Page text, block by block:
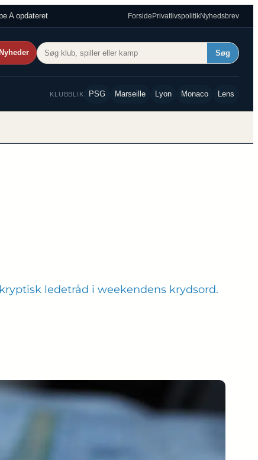
A opdateret ForsidePrivatlivspolitikNyhedsbrev
Søg
KLUBBLIK PSG Marseille Lyon Monaco Lens
ledetråd i weekendens krydsord.